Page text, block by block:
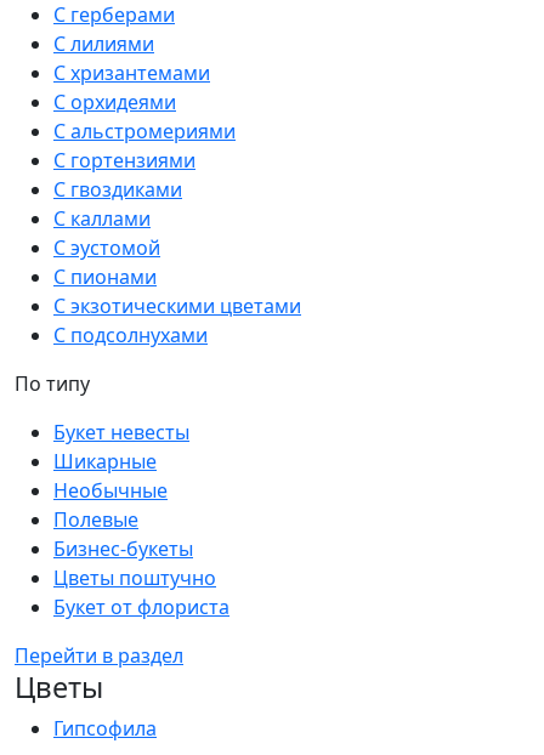
С герберами
С лилиями
С хризантемами
С орхидеями
С альстромериями
С гортензиями
С гвоздиками
С каллами
С эустомой
С пионами
С экзотическими цветами
С подсолнухами
По типу
Букет невесты
Шикарные
Необычные
Полевые
Бизнес-букеты
Цветы поштучно
Букет от флориста
Перейти в раздел
Цветы
Гипсофила